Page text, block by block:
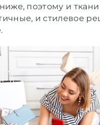
поэтому и
и стилевое